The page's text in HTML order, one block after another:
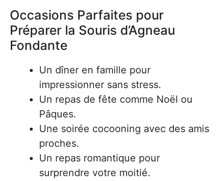
Occasions Parfaites pour
Préparer la Souris d’Agneau
Fondante
Un dîner en famille pour
impressionner sans stress.
Un repas de fête comme Noël ou
Pâques.
Une soirée cocooning avec des amis
proches.
Un repas romantique pour
surprendre votre moitié.